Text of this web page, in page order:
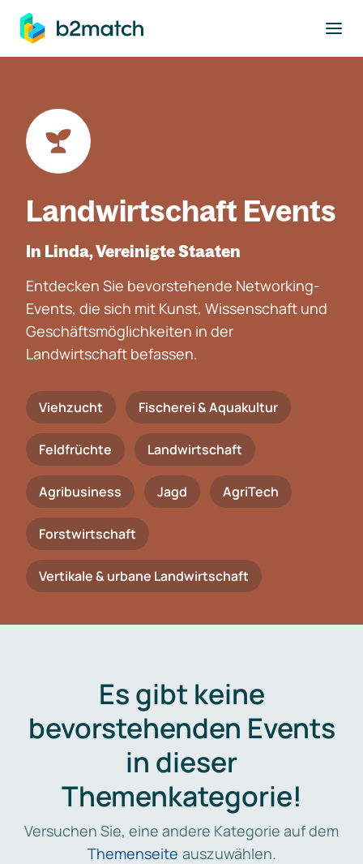
springen
Landwirtschaft Events
In Linda, Vereinigte Staaten
Entdecken Sie bevorstehende Networking-
Events, die sich mit Kunst, Wissenschaft und
Geschäftsmöglichkeiten in der
Landwirtschaft befassen.
Viehzucht Fischerei & Aquakultur
Feldfrüchte Landwirtschaft
Agribusiness Jagd AgriTech
Forstwirtschaft
Vertikale & urbane Landwirtschaft
Es gibt keine
bevorstehenden Events
in dieser
Themenkategorie!
Versuchen Sie, eine andere Kategorie auf dem
Themenseite auszuwählen.